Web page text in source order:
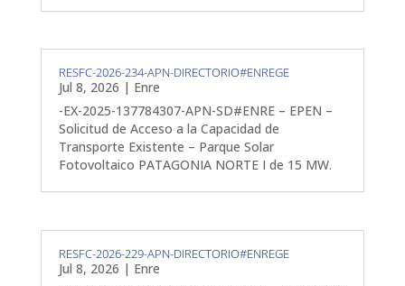
RESFC-2026-234-APN-DIRECTORIO#ENREGE
Jul 8, 2026 | Enre
-EX-2025-137784307-APN-SD#ENRE – EPEN –
Solicitud de Acceso a la Capacidad de
Transporte Existente – Parque Solar
Fotovoltaico PATAGONIA NORTE I de 15 MW.
RESFC-2026-229-APN-DIRECTORIO#ENREGE
Jul 8, 2026 | Enre